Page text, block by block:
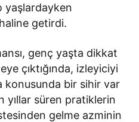
yaşlardayken
getirdi.
genç yaşta dikkat
çıktığında, izleyiciyi
konusunda bir sihir var
yıllar süren pratiklerin
gelme azminin